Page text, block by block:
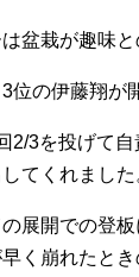
盆栽が趣味と
位の伊藤翔が
2/3を投げて
てくれました
展開での登
く崩れたと